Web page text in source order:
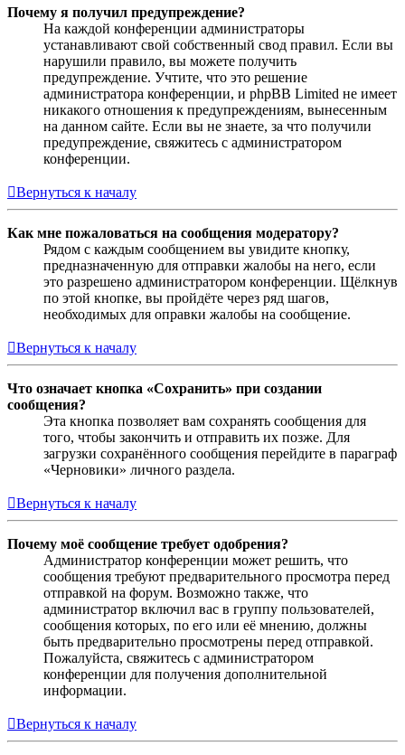
Почему я получил предупреждение?
На каждой конференции администраторы
устанавливают свой собственный свод правил. Если вы
нарушили правило, вы можете получить
предупреждение. Учтите, что это решение
администратора конференции, и phpBB Limited не имеет
никакого отношения к предупреждениям, вынесенным
на данном сайте. Если вы не знаете, за что получили
предупреждение, свяжитесь с администратором
конференции.
Вернуться к началу
Как мне пожаловаться на сообщения модератору?
Рядом с каждым сообщением вы увидите кнопку,
предназначенную для отправки жалобы на него, если
это разрешено администратором конференции. Щёлкнув
по этой кнопке, вы пройдёте через ряд шагов,
необходимых для оправки жалобы на сообщение.
Вернуться к началу
Что означает кнопка «Сохранить» при создании
сообщения?
Эта кнопка позволяет вам сохранять сообщения для
того, чтобы закончить и отправить их позже. Для
загрузки сохранённого сообщения перейдите в параграф
«Черновики» личного раздела.
Вернуться к началу
Почему моё сообщение требует одобрения?
Администратор конференции может решить, что
сообщения требуют предварительного просмотра перед
отправкой на форум. Возможно также, что
администратор включил вас в группу пользователей,
сообщения которых, по его или её мнению, должны
быть предварительно просмотрены перед отправкой.
Пожалуйста, свяжитесь с администратором
конференции для получения дополнительной
информации.
Вернуться к началу